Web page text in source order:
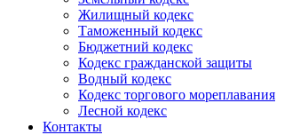
Жилищный кодекс
Таможенный кодекс
Бюджетний кодекс
Кодекс гражданской защиты
Водный кодекс
Кодекс торгового мореплавания
Лесной кодекс
Контакты